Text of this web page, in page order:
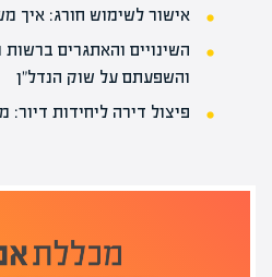
אישור לשימוש חורג: איך
השינויים והאתגרים
והשפעתם על שוק הנדל"ן
פיצול דירה ליחידות